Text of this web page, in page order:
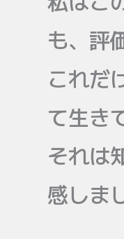
も、評
これだ
て生き
それは
感しま